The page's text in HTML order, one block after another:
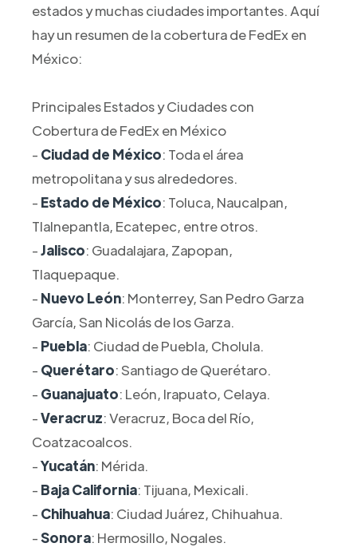
estados y muchas ciudades importantes. Aquí
hay un resumen de la cobertura de FedEx en
México:
Principales Estados y Ciudades con
Cobertura de FedEx en México
- Ciudad de México: Toda el área
metropolitana y sus alrededores.
- Estado de México: Toluca, Naucalpan,
Tlalnepantla, Ecatepec, entre otros.
-Jalisco: Guadalajara, Zapopan,
Tlaquepaque.
- Nuevo León: Monterrey, San Pedro Garza
García, San Nicolás de los Garza.
- Puebla: Ciudad de Puebla, Cholula.
- Querétaro: Santiago de Querétaro.
- Guanajuato: León, Irapuato, Celaya.
-Veracruz: Veracruz, Boca del Río,
Coatzacoalcos.
-Yucatán: Mérida.
- Baja California: Tijuana, Mexicali.
- Chihuahua: Ciudad Juárez, Chihuahua.
-Sonora: Hermosillo, Nogales.